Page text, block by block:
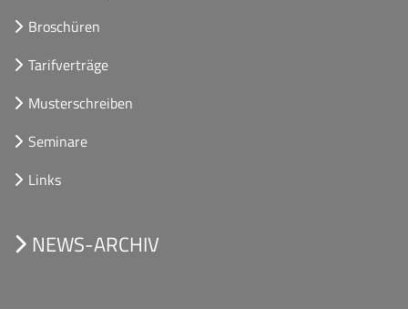
Broschüren
Tarifverträge
Musterschreiben
Seminare
Links
NEWS-ARCHIV